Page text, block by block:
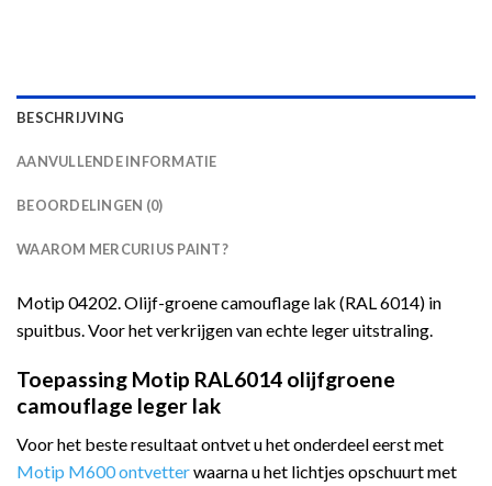
BESCHRIJVING
AANVULLENDE INFORMATIE
BEOORDELINGEN (0)
WAAROM MERCURIUS PAINT?
Motip 04202. Olijf-groene camouflage lak (RAL 6014) in
spuitbus. Voor het verkrijgen van echte leger uitstraling.
Toepassing Motip RAL6014 olijfgroene
camouflage leger lak
Voor het beste resultaat ontvet u het onderdeel eerst met
Motip M600 ontvetterwaarna u het lichtjes opschuurt met